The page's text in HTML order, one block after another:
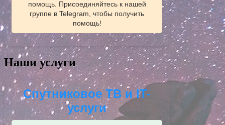
помощь. Присоединяйтесь к нашей
группе в Telegram, чтобы получить
помощь!
Наши услуги
Спутниковое ТВ и IT-
услуги